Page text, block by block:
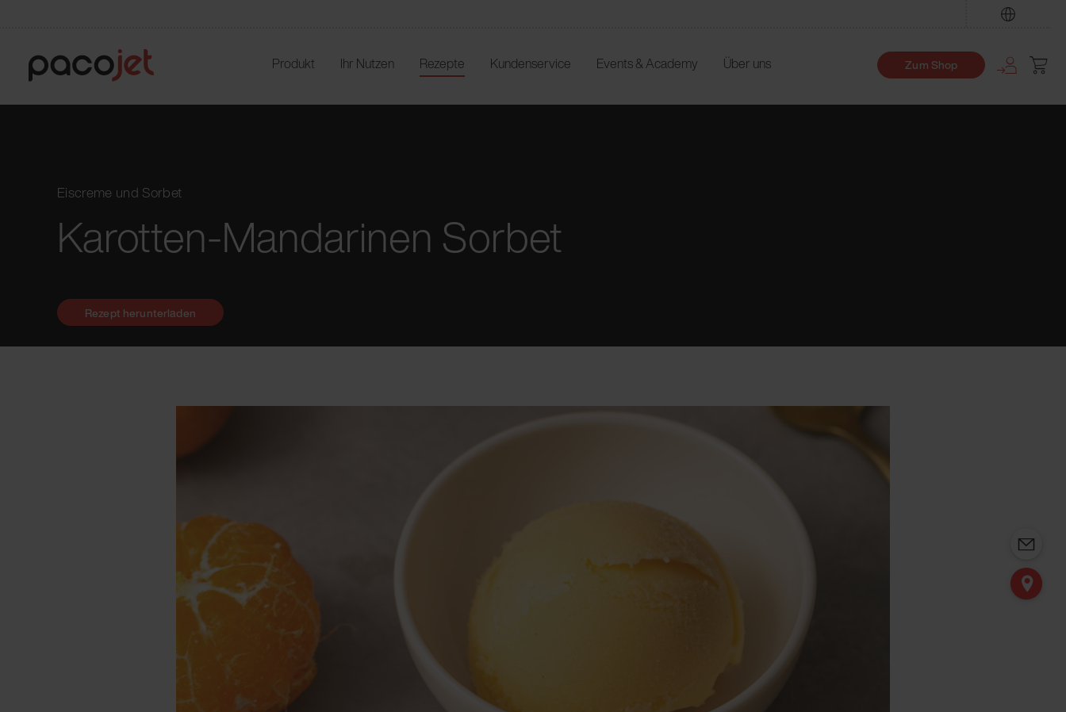
Produkt Ihr Nutzen Rezepte Kundenservice Events & Academy Über uns Zum Shop
Eiscreme und Sorbet
Karotten-Mandarinen Sorbet
Rezept herunterladen